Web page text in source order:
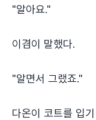
"알아요."
이겸이 말했다.
"알면서 그랬죠."
다온이 코트를 입